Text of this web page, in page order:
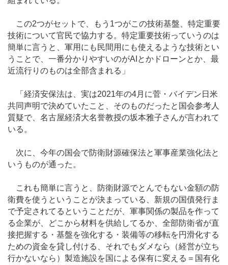
この2つがセットで、もう1つがこの技術基盤、特定重要
技術について官民で協力する。特定重要技術っていうのは
簡単に言うと、軍用にも民間用にも使えるような技術とい
うことで、一番分かりやすいのがAIとかドローンとか、最
近流行りのものは全部含まれる」
「経済安保法は、実は2021年の4月に菅・バイデン日米
共同声明で決めていたこと、そのものだったと国会参考人
質疑で、名古屋経済大名誉教授の坂本雅子さんが言われて
いる。
次に、今年の国会で防衛財源確保法と軍事産業強化法と
いうものが通った。
これも簡単に言うと、防衛財源でとんでもない金額の防
衛費を使うということが決まっている、新規の国債発行ま
で予定されてるということだが、軍事関係の製品を作って
る企業が、どこから材料を供給してるか、全部防衛省が直
接把握する・基盤を強化する・装備等の移転を円滑化する
ための資金を貸し付ける、それでもダメなら（経営が立ち
行かないなら）製造施設を国による保有に変える＝国有化